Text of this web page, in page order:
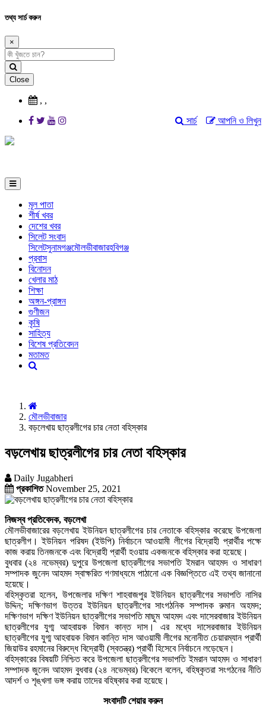
তথ্য সার্চ করুন
×
Close
, ,
আপনি ও লিখুন
সার্চ
মূল পাতা
শীর্ষ খবর
দেশের খবর
সিলেট সংবাদ
সিলেটসুনামগঞ্জমৌলভীবাজারহবিগঞ্জ
প্রবাস
বিনোদন
খেলার মাঠ
শিক্ষা
অঙ্গন-প্রাঙ্গন
গুণীজন
কৃষি
সাহিত্য
বিশেষ প্রতিবেদন
মতামত
মৌলভীবাজার
বড়লেখায় ছাত্রলীগের চার নেতা বহিস্কার
বড়লেখায় ছাত্রলীগের চার নেতা বহিস্কার
Daily Jugabheri
প্রকাশিতNovember 25, 2021
নিজস্ব প্রতিবেদক, বড়লেখা
মৌলভীবাজারের বড়লেখায় ইউনিয়ন ছাত্রলীগের চার নেতাকে বহিস্কার করেছে উপজেলা
ছাত্রলীগ। ইউনিয়ন পরিষদ (ইউপি) নির্বাচনে আওয়ামী লীগের বিদ্রোহী প্রার্থীর পক্ষে
কাজ করায় তিনজনকে এবং বিদ্রোহী প্রার্থী হওয়ায় একজনকে বহিস্কার করা হয়েছে।
বুধবার (২৪ নভেম্বর) দুপুরে উপজেলা ছাত্রলীগের সভাপতি ইমরান আহমদ ও সাধারণ
সম্পাদক জুনেদ আহমদ স্বাক্ষরিত গণমাধ্যমে পাঠানো এক বিজ্ঞপ্তিতে এই তথ্য জানানো
হয়েছে।
বহিস্কৃতরা হলেন, উপজেলার দক্ষিণ শাহবাজপুর ইউনিয়ন ছাত্রলীগের সভাপতি নাসির
উদ্দিন; দক্ষিণভাগ উত্তর ইউনিয়ন ছাত্রলীগের সাংগঠনিক সম্পাদক রুমান অহমদ;
দক্ষিণভাগ দক্ষিণ ইউনিয়ন ছাত্রলীগের সভাপতি মাছুম আহমদ এবং দাসেরবাজার ইউনিয়ন
ছাত্রলীগের যুগ্ম আহবায়ক বিমান কান্ত দাস। এর মধ্যে দাসেরবাজার ইউনিয়ন
ছাত্রলীগের যুগ্ম আহবায়ক বিমান কান্তি দাস আওয়ামী লীগের মনোনীত চেয়ারম্যান প্রার্থী
জিয়াউর রহমানের বিরুদ্ধে বিদ্রোহী (স্বতন্ত্র) প্রার্থী হিসেবে নির্বাচনে লড়েছেন।
বহিস্কারের বিষয়টি নিশ্চিত করে উপজেলা ছাত্রলীগের সভাপতি ইমরান আহমদ ও সাধারণ
সম্পাদক জুনেদ আহমদ বুধবার (২৪ নভেম্বর) বিকেলে বলেন, বহিষ্কৃতরা সংগঠনের নীতি
আদর্শ ও শৃঙ্খলা ভঙ্গ করায় তাদের বহিষ্কার করা হয়েছে।
সংবাদটি শেয়ার করুন